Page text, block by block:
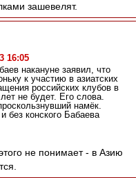
зашевелят.
16:05
накануне заявил, что
к участию в азиатских
российских клубов в
не будет. Его слова.
намёк.
без конского Бабаева
не понимает - в Азию